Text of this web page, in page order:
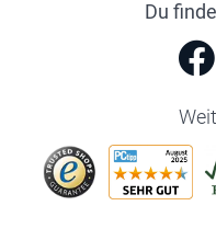
Du